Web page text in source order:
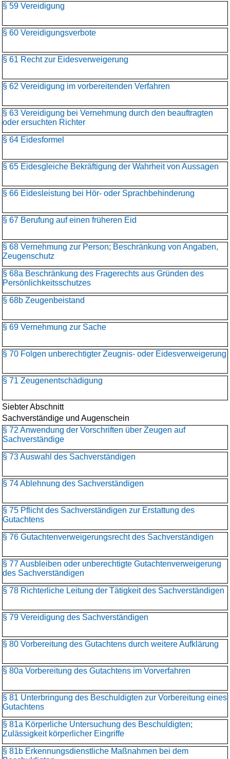
§ 59 Vereidigung
§ 60 Vereidigungsverbote
§ 61 Recht zur Eidesverweigerung
§ 62 Vereidigung im vorbereitenden Verfahren
§ 63 Vereidigung bei Vernehmung durch den beauftragten
oder ersuchten Richter
§ 64 Eidesformel
§ 65 Eidesgleiche Bekräftigung der Wahrheit von Aussagen
§ 66 Eidesleistung bei Hör- oder Sprachbehinderung
§ 67 Berufung auf einen früheren Eid
§ 68 Vernehmung zur Person; Beschränkung von Angaben,
Zeugenschutz
§ 68a Beschränkung des Fragerechts aus Gründen des
Persönlichkeitsschutzes
§ 68b Zeugenbeistand
§ 69 Vernehmung zur Sache
§ 70 Folgen unberechtigter Zeugnis- oder Eidesverweigerung
§ 71 Zeugenentschädigung
Siebter Abschnitt
Sachverständige und Augenschein
§ 72 Anwendung der Vorschriften über Zeugen auf
Sachverständige
§ 73 Auswahl des Sachverständigen
§ 74 Ablehnung des Sachverständigen
§ 75 Pflicht des Sachverständigen zur Erstattung des
Gutachtens
§ 76 Gutachtenverweigerungsrecht des Sachverständigen
§ 77 Ausbleiben oder unberechtigte Gutachtenverweigerung
des Sachverständigen
§ 78 Richterliche Leitung der Tätigkeit des Sachverständigen
§ 79 Vereidigung des Sachverständigen
§ 80 Vorbereitung des Gutachtens durch weitere Aufklärung
§ 80a Vorbereitung des Gutachtens im Vorverfahren
§ 81 Unterbringung des Beschuldigten zur Vorbereitung eines
Gutachtens
§ 81a Körperliche Untersuchung des Beschuldigten;
Zulässigkeit körperlicher Eingriffe
§ 81b Erkennungsdienstliche Maßnahmen bei dem